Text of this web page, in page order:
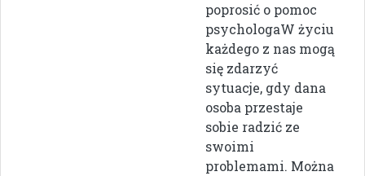
poprosić o pomoc
psychologaW życiu
każdego z nas mogą
się zdarzyć
sytuacje, gdy dana
osoba przestaje
sobie radzić ze
swoimi
problemami. Można